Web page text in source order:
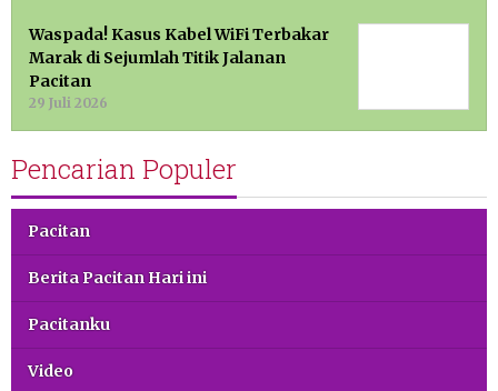
Waspada! Kasus Kabel WiFi Terbakar
Marak di Sejumlah Titik Jalanan
Pacitan
29 Juli 2026
Pencarian Populer
Pacitan
Berita Pacitan Hari ini
Pacitanku
Video